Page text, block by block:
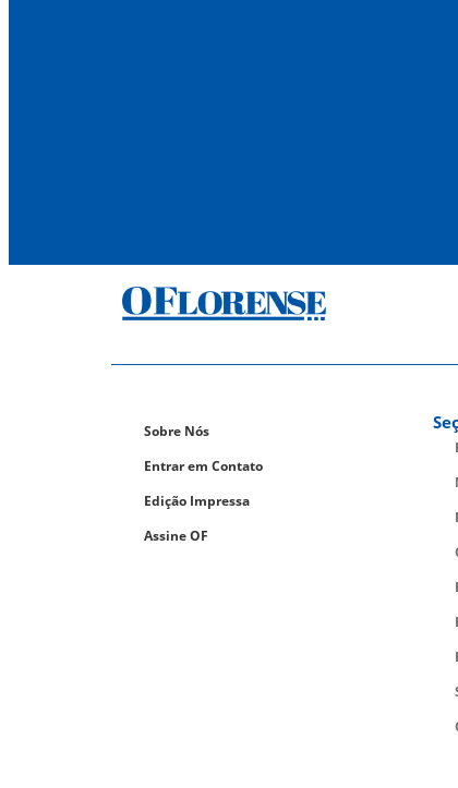
Sobre Nós
Entrar em Contato
Edição Impressa
Assine OF